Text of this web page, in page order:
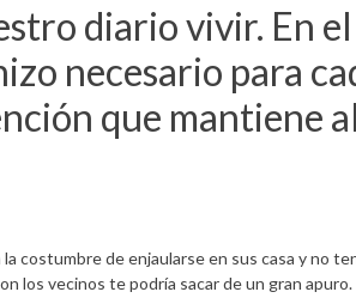
diario vivir. En
necesario para
que
costumbre de enjaularse en sus casa y no
los vecinos te podría sacar de un gran apuro.